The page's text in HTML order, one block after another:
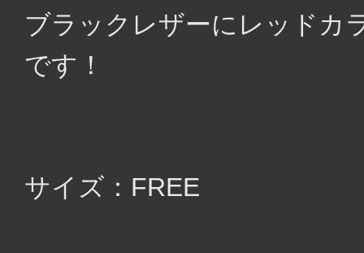
ブラックレザーにレッドカ
です！
サイズ：FREE